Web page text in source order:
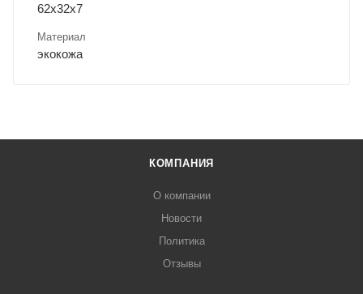
62х32х7
Материал
экокожа
КОМПАНИЯ
О компании
Новости
Политика
Отзывы